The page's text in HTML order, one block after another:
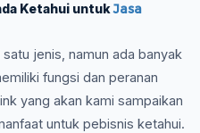
Ketahui untukJasa
jenis, namun ada banyak
fungsi dan peranan
yang akan kami sampaikan
untuk pebisnis ketahui.